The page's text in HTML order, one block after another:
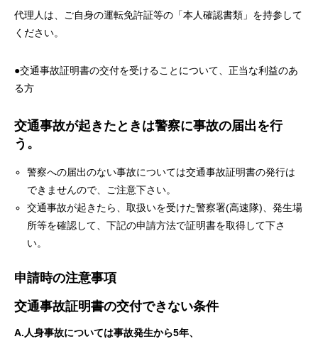
代理人は、ご自身の運転免許証等の「本人確認書類」を持参して
ください。
●交通事故証明書の交付を受けることについて、正当な利益のあ
る方
交通事故が起きたときは警察に事故の届出を行
う。
警察への届出のない事故については交通事故証明書の発行は
できませんので、ご注意下さい。
交通事故が起きたら、取扱いを受けた警察署(高速隊)、発生場
所等を確認して、下記の申請方法で証明書を取得して下さ
い。
申請時の注意事項
交通事故証明書の交付できない条件
A.人身事故については事故発生から5年、